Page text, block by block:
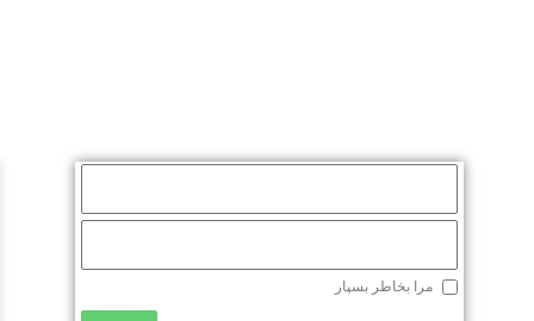
مرا بخاطر بسپار